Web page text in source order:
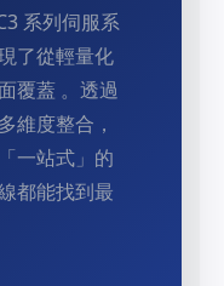
系列伺服系
了從輕量化
覆蓋 。透過
維度整合，
一站式」的
都能找到最